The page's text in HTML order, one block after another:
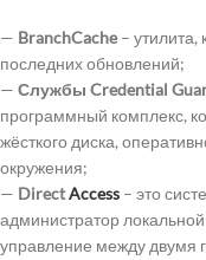
— BranchCache– утилита,
последних обновлений;
— Службы Credential
программный комплекс,
жёсткого диска,
окружения;
— DirectAccess – это
администратор
управление между двумя